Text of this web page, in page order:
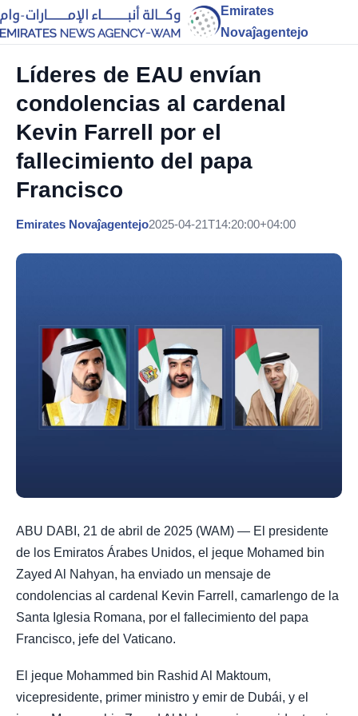
Emirates
Novaĵagentejo
Líderes de EAU envían
condolencias al cardenal
Kevin Farrell por el
fallecimiento del papa
Francisco
Emirates Novaĵagentejo2025-04-21T14:20:00+04:00
ABU DABI, 21 de abril de 2025 (WAM) — El presidente
de los Emiratos Árabes Unidos, el jeque Mohamed bin
Zayed Al Nahyan, ha enviado un mensaje de
condolencias al cardenal Kevin Farrell, camarlengo de la
Santa Iglesia Romana, por el fallecimiento del papa
Francisco, jefe del Vaticano.
El jeque Mohammed bin Rashid Al Maktoum,
vicepresidente, primer ministro y emir de Dubái, y el